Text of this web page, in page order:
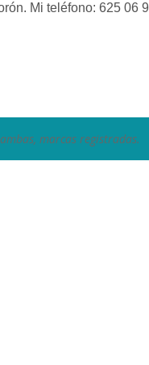
Mi teléfono: 625 06
marcas registradas.